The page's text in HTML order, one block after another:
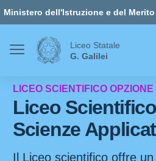
Vai ai contenuti
Vai al menu di navigazione
Vai al footer
Ministero dell'Istruzione e del Merito
Liceo Statale
G. Galilei
LICEO SCIENTIFICO
Liceo
Scienze
Il Liceo scientifico offre